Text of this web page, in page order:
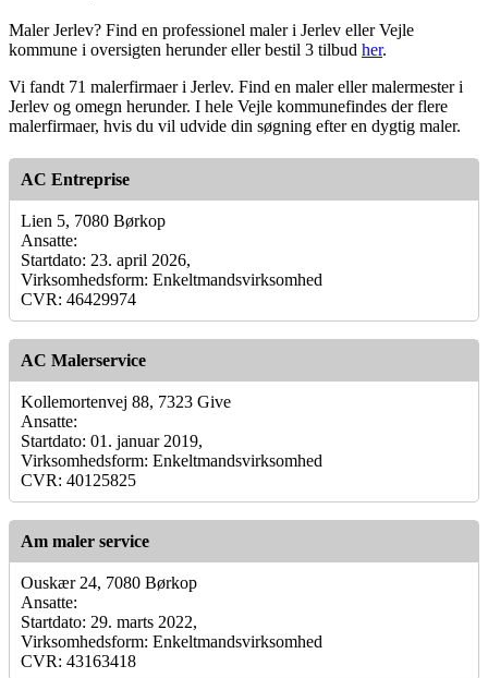
Maler Jerlev? Find en professionel maler i Jerlev eller Vejle
kommune i oversigten herunder eller bestil 3 tilbud her.
Vi fandt 71 malerfirmaer i Jerlev. Find en maler eller malermester i
Jerlev og omegn herunder. I hele Vejle kommunefindes der flere
malerfirmaer, hvis du vil udvide din søgning efter en dygtig maler.
AC Entreprise
Lien 5, 7080 Børkop
Ansatte:
Startdato: 23. april 2026,
Virksomhedsform: Enkeltmandsvirksomhed
CVR: 46429974
AC Malerservice
Kollemortenvej 88, 7323 Give
Ansatte:
Startdato: 01. januar 2019,
Virksomhedsform: Enkeltmandsvirksomhed
CVR: 40125825
Am maler service
Ouskær 24, 7080 Børkop
Ansatte:
Startdato: 29. marts 2022,
Virksomhedsform: Enkeltmandsvirksomhed
CVR: 43163418